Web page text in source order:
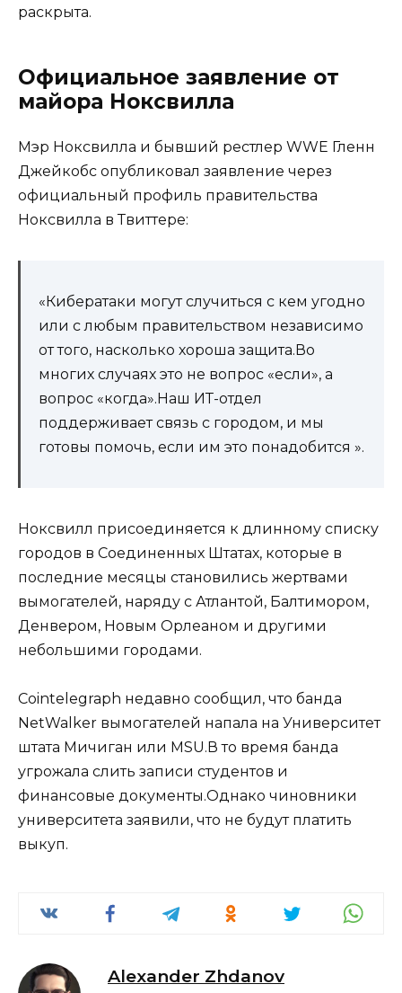
раскрыта.
Официальное заявление от
майора Ноксвилла
Мэр Ноксвилла и бывший рестлер WWE Гленн
Джейкобс опубликовал заявление через
официальный профиль правительства
Ноксвилла в Твиттере:
«Кибератаки могут случиться с кем угодно
или с любым правительством независимо
от того, насколько хороша защита.Во
многих случаях это не вопрос «если», а
вопрос «когда».Наш ИТ-отдел
поддерживает связь с городом, и мы
готовы помочь, если им это понадобится ».
Ноксвилл присоединяется к длинному списку
городов в Соединенных Штатах, которые в
последние месяцы становились жертвами
вымогателей, наряду с Атлантой, Балтимором,
Денвером, Новым Орлеаном и другими
небольшими городами.
Cointelegraph недавно сообщил, что банда
NetWalker вымогателей напала на Университет
штата Мичиган или MSU.В то время банда
угрожала слить записи студентов и
финансовые документы.Однако чиновники
университета заявили, что не будут платить
выкуп.
Alexander Zhdanov